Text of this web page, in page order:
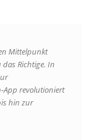
Mittelpunkt
Richtige. In
App revolutioniert
hin zur